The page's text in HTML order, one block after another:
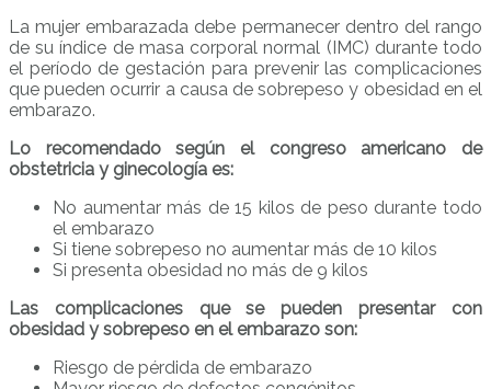
La mujer embarazada debe permanecer dentro del rango
de su índice de masa corporal normal (IMC) durante todo
el período de gestación para prevenir las complicaciones
que pueden ocurrir a causa de sobrepeso y obesidad en el
embarazo.
Lo recomendado según el congreso americano de
obstetricia y ginecología es:
No aumentar más de 15 kilos de peso durante todo
el embarazo
Si tiene sobrepeso no aumentar más de 10 kilos
Si presenta obesidad no más de 9 kilos
Las complicaciones que se pueden presentar con
obesidad y sobrepeso en el embarazo son:
Riesgo de pérdida de embarazo